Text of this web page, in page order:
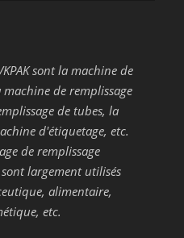
sont la machine de
de remplissage
de tubes, la
d'étiquetage, etc.
de remplissage
largement utilisés
alimentaire,
etc.